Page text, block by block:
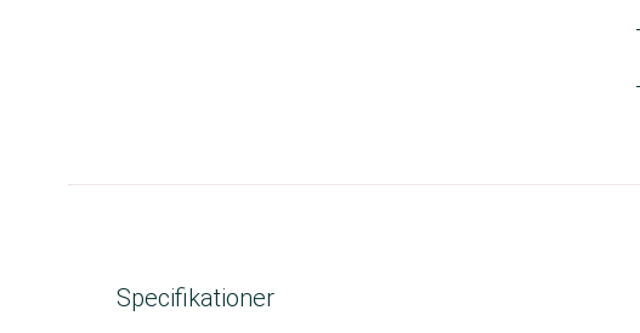
Specifikationer